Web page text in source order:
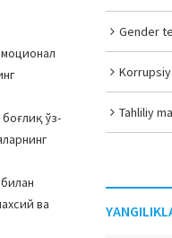
ўз-
ва
Gender
Tahliliy